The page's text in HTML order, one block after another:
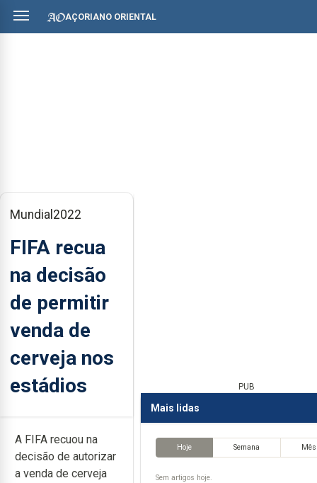
AÇORIANO ORIENTAL
Mundial2022
FIFA recua
na decisão
de permitir
venda de
cerveja nos
estádios
A FIFA recuou na
decisão de autorizar
a venda de cerveja
PUB
Mais lidas
Hoje Semana Mês
Sem artigos hoje.